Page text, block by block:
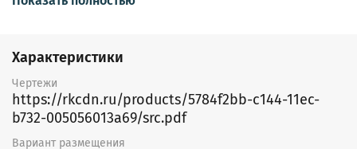
в брызгозащищенном исполнении (IPx4) и подходят
для работы в помещениях с повышенной влажностью.
Управление
Вентиляторы этой модели оборудованы встроенным
Характеристики
Чертежи
https://rkcdn.ru/products/5784f2bb-c144-11ec-
b732-005056013a69/src.pdf
Вариант размещения